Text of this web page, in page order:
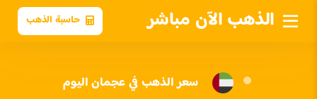
الذهب الآن مباشر حاسبة الذهب
سعر الذهب في عجمان اليوم